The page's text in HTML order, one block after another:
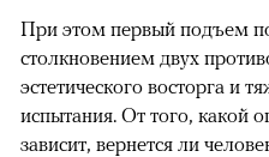
При этом первый подъем
столкновением двух
эстетического восторга и
испытания. От того, какой
зависит, вернется ли